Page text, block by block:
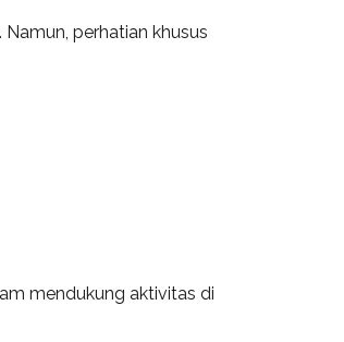
perhatian khusus
mendukung aktivitas di